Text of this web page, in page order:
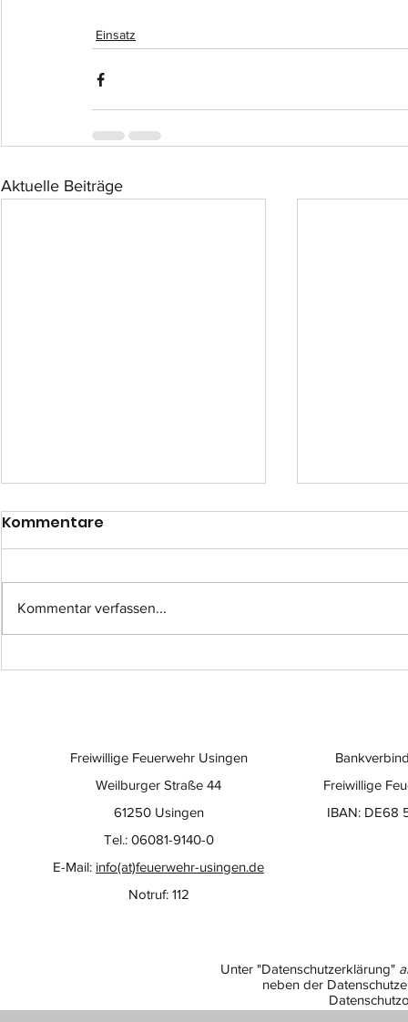
Einsatz
Aktuelle Beiträge
Einsatz-Nr.: 057
Kommentare
Kommentar verfassen...
Freiwillige
IBAN: DE68
Freiwillige Feuerwehr Usingen
Weilburger Straße 44
61250 Usingen
Tel.: 06081-9140-0
E-Mail: info(at)feuerwehr-usingen.de
Notruf: 112
Unter "Datenschutzerklärung"
neben der